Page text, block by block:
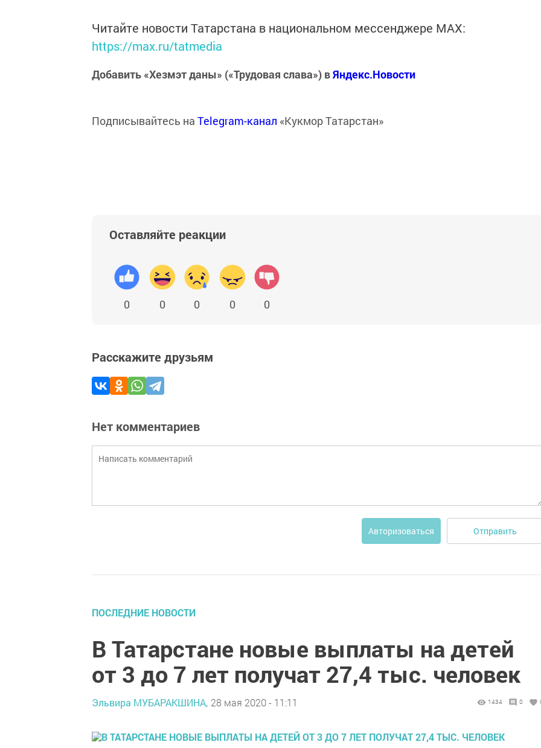
Читайте новости Татарстана в национальном мессенджере MАХ:
https://max.ru/tatmedia
Добавить «Хезмэт даны» («Трудовая слава») вЯндекс.Новости
Подписывайтесь на Telegram-канал «Кукмор Татарстан»
Оставляйте реакции
0 0 0 0 0
Расскажите друзьям
Нет комментариев
Авторизоваться Отправить
ПОСЛЕДНИЕ НОВОСТИ
В Татарстане новые выплаты на детей
от 3 до 7 лет получат 27,4 тыс. человек
Эльвира МУБАРАКШИНА, 28 мая 2020 - 11:11 1434 0